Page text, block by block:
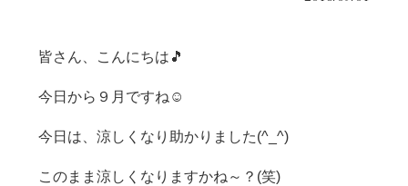
皆さん、こんにちは🎵
今日から９月ですね☺
今日は、涼しくなり助かりました(^_^)
このまま涼しくなりますかね～？(笑)